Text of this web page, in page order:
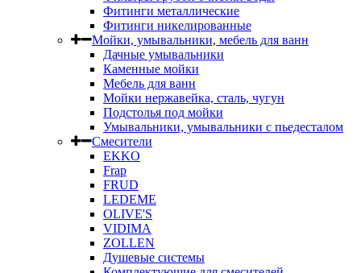
Фитинги металлические
Фитинги никелированные
Мойки, умывальники, мебель для ванн
Дачные умывальники
Каменные мойки
Мебель для ванн
Мойки нержавейка, сталь, чугун
Подстолья под мойки
Умывальники, умывальники с пьедесталом
Смесители
EKKO
Frap
FRUD
LEDEME
OLIVE'S
VIDIMA
ZOLLEN
Душевые системы